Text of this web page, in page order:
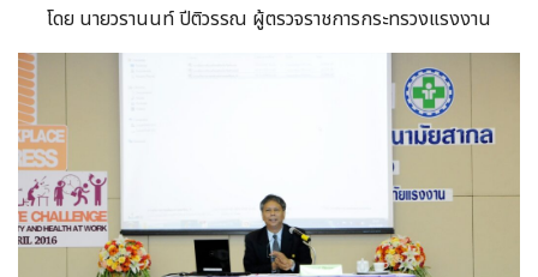
โดย นายวรานนท์ ปีติวรรณ ผู้ตรวจราชการกระทรวงแรงงาน